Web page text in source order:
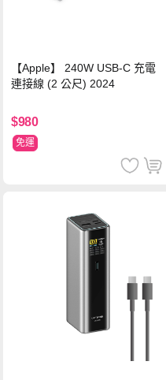
【Apple】 240W USB-C 充電
連接線 (2 公尺) 2024
$980
免運